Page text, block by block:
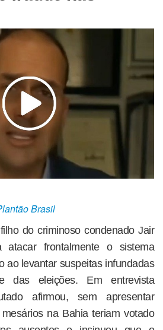
Brasil
do criminoso condenado Jair
atacar frontalmente o sistema
ao levantar suspeitas infundadas
das eleições. Em entrevista
afirmou, sem apresentar
na Bahia teriam votado